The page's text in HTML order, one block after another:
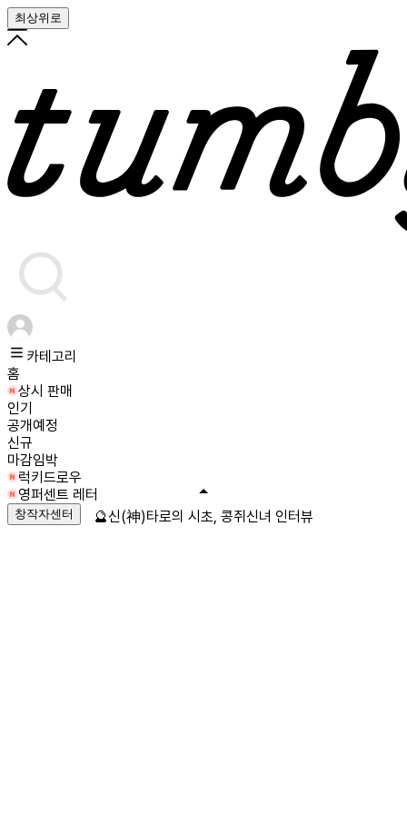
최상위로
카테고리
홈
상시 판매
인기
공개예정
신규
마감임박
럭키드로우
영퍼센트 레터
창작자센터 🔮신(神)타로의 시초, 콩쥐신녀 인터뷰